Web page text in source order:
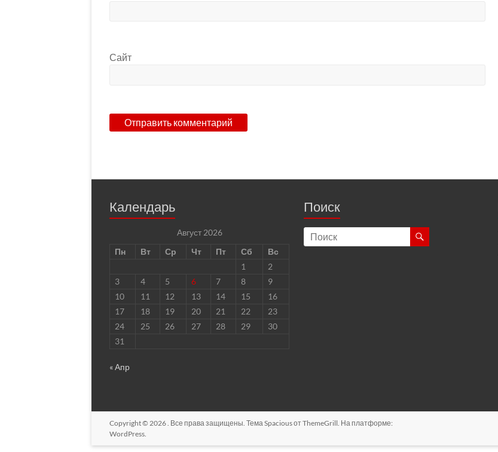
Сайт
Календарь
Август 2026
Пн
Вт Ср Чт Пт Сб
Вс
1
2
3
4 5 6 7 8
9
10
11 12 13 14 15
16
17
18 19 20 21 22
23
24
25 26 27 28 29
30
31
« Апр
Поиск
Copyright © 2026 . Все права защищены. Тема Spaciousот ThemeGrill. На платформе:
WordPress